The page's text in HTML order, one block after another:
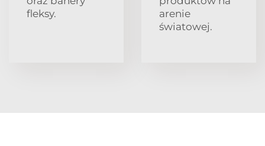
fleksy.
arenie
światowej.